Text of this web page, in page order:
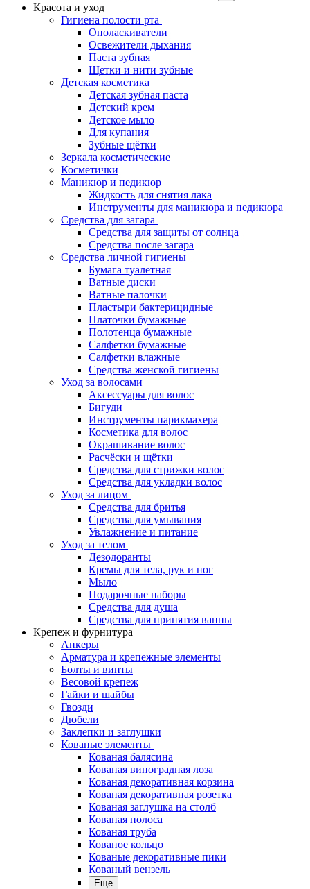
Красота и уход
Гигиена полости рта
Ополаскиватели
Освежители дыхания
Паста зубная
Щетки и нити зубные
Детская косметика
Детская зубная паста
Детский крем
Детское мыло
Для купания
Зубные щётки
Зеркала косметические
Косметички
Маникюр и педикюр
Жидкость для снятия лака
Инструменты для маникюра и педикюра
Средства для загара
Средства для защиты от солнца
Средства после загара
Средства личной гигиены
Бумага туалетная
Ватные диски
Ватные палочки
Пластыри бактерицидные
Платочки бумажные
Полотенца бумажные
Салфетки бумажные
Салфетки влажные
Средства женской гигиены
Уход за волосами
Аксессуары для волос
Бигуди
Инструменты парикмахера
Косметика для волос
Окрашивание волос
Расчёски и щётки
Средства для стрижки волос
Средства для укладки волос
Уход за лицом
Средства для бритья
Средства для умывания
Увлажнение и питание
Уход за телом
Дезодоранты
Кремы для тела, рук и ног
Мыло
Подарочные наборы
Средства для душа
Средства для принятия ванны
Крепеж и фурнитура
Анкеры
Арматура и крепежные элементы
Болты и винты
Весовой крепеж
Гайки и шайбы
Гвозди
Дюбели
Заклепки и заглушки
Кованые элементы
Кованая балясина
Кованая виноградная лоза
Кованая декоративная корзина
Кованая декоративная розетка
Кованая заглушка на столб
Кованая полоса
Кованая труба
Кованое кольцо
Кованые декоративные пики
Кованый вензель
Еще